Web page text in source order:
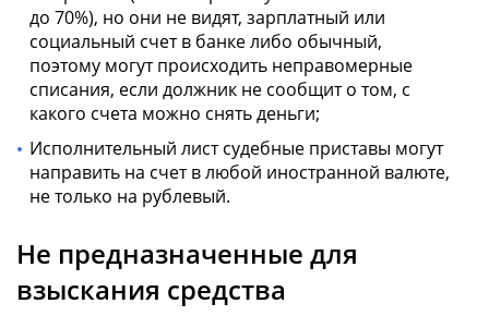
до 70%), но они не видят, зарплатный или
социальный счет в банке либо обычный,
поэтому могут происходить неправомерные
списания, если должник не сообщит о том, с
какого счета можно снять деньги;
Исполнительный лист судебные приставы могут
направить на счет в любой иностранной валюте,
не только на рублевый.
Не предназначенные для
взыскания средства